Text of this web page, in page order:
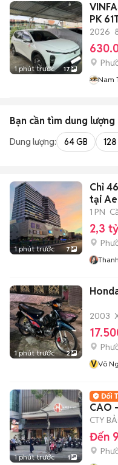
1 phút trước 17
PK
2026
Nam
Bạn cần tìm dung lượng
Dung lượng: 64 GB
1 phút trước 7
Chỉ
tại
1 PN
2,3 tỷ
1 phút trước 2
2003
VVõ
1 phút trước 1
CAO
CTY
Đến